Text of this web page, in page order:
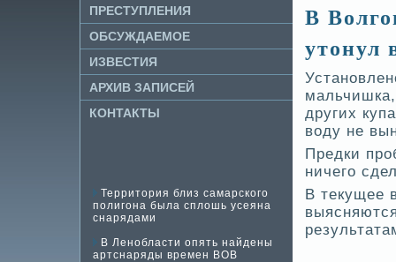
ПРЕСТУПЛЕНИЯ
ОБСУЖДАЕМОЕ
ИЗВЕ­СТИЯ
АРХИВ ЗАПИСЕЙ
КОНТАКТЫ
Территория близ самарского
полигона была сплошь усеяна
снарядами
В Ленобласти опять найдены
артснаряды времен ВОВ
В
утонул
других
воду не
Предки
ничего
В текущее